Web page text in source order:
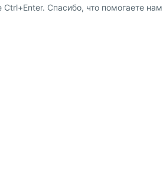
Спасибо, что помогаете